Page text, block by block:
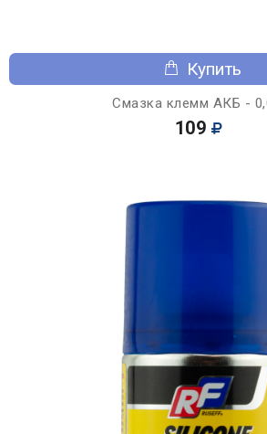
Купить
Смазка клемм АКБ -
109